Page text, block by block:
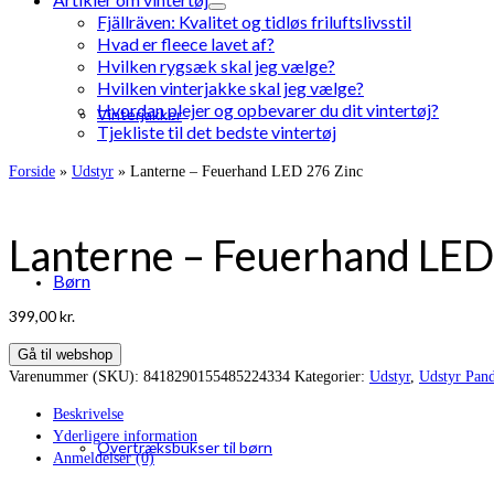
Vinterjakker
Børn
Overtræksbukser til børn
Fjällräven: Kvalitet og tidløs friluftslivsstil
Hvad er fleece lavet af?
Hvilken rygsæk skal jeg vælge?
Hvilken vinterjakke skal jeg vælge?
Hvordan plejer og opbevarer du dit vintertøj?
Tjekliste til det bedste vintertøj
Forside » Udstyr » Lanterne – Feuerhand LED 276 Zinc
Lanterne – Feuerhand
399,00kr.
Gå til webshop
Varenummer (SKU): 8418290155485224334 Kategorier: Udstyr, Udstyr
Beskrivelse
Yderligere information
Anmeldelser (0)